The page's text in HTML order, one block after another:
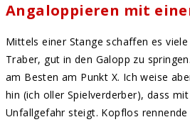
Angaloppieren mit
Mittels einer Stange schaffen es
Traber, gut in den Galopp zu
am Besten am Punkt X. Ich weise
hin (ich oller Spielverderber), dass
Unfallgefahr steigt. Kopflos